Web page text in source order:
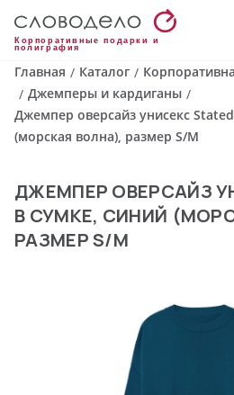
Корпоративные подарки и
полиграфия
Главная / Каталог /
/ Джемперы и кардиганы /
Джемпер оверсайз унисекс
(морская волна), размер S/M
ДЖЕМПЕР ОВЕРСАЙЗ
В СУМКЕ, СИНИЙ
РАЗМЕР S/M